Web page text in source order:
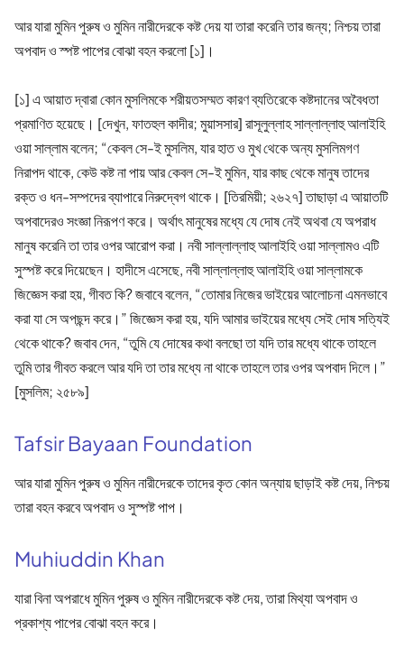
আর যারা মুমিন পুরুষ ও মুমিন নারীদেরকে কষ্ট দেয় যা তারা করেনি তার জন্য; নিশ্চয় তারা
অপবাদ ও স্পষ্ট পাপের বোঝা বহন করলো [১]।
[১] এ আয়াত দ্বারা কোন মুসলিমকে শরীয়তসম্মত কারণ ব্যতিরেকে কষ্টদানের অবৈধতা
প্রমাণিত হয়েছে। [দেখুন, ফাতহুল কাদীর; মুয়াসসার] রাসূলুল্লাহ সাল্লাল্লাহু আলাইহি
ওয়া সাল্লাম বলেন; “কেবল সে-ই মুসলিম, যার হাত ও মুখ থেকে অন্য মুসলিমগণ
নিরাপদ থাকে, কেউ কষ্ট না পায় আর কেবল সে-ই মুমিন, যার কাছ থেকে মানুষ তাদের
রক্ত ও ধন-সম্পদের ব্যাপারে নিরুদ্বেগ থাকে। [তিরমিয়ী; ২৬২৭] তাছাড়া এ আয়াতটি
অপবাদেরও সংজ্ঞা নিরূপণ করে। অর্থাৎ মানুষের মধ্যে যে দোষ নেই অথবা যে অপরাধ
মানুষ করেনি তা তার ওপর আরোপ করা। নবী সাল্লাল্লাহু আলাইহি ওয়া সাল্লামও এটি
সুস্পষ্ট করে দিয়েছেন। হাদীসে এসেছে, নবী সাল্লাল্লাহু আলাইহি ওয়া সাল্লামকে
জিজ্ঞেস করা হয়, গীবত কি? জবাবে বলেন, “তোমার নিজের ভাইয়ের আলোচনা এমনভাবে
করা যা সে অপছন্দ করে।” জিজ্ঞেস করা হয়, যদি আমার ভাইয়ের মধ্যে সেই দোষ সত্যিই
থেকে থাকে? জবাব দেন, “তুমি যে দোষের কথা বলছো তা যদি তার মধ্যে থাকে তাহলে
তুমি তার গীবত করলে আর যদি তা তার মধ্যে না থাকে তাহলে তার ওপর অপবাদ দিলে।”
[মুসলিম; ২৫৮৯]
Tafsir Bayaan Foundation
আর যারা মুমিন পুরুষ ও মুমিন নারীদেরকে তাদের কৃত কোন অন্যায় ছাড়াই কষ্ট দেয়, নিশ্চয়
তারা বহন করবে অপবাদ ও সুস্পষ্ট পাপ।
Muhiuddin Khan
যারা বিনা অপরাধে মুমিন পুরুষ ও মুমিন নারীদেরকে কষ্ট দেয়, তারা মিথ্যা অপবাদ ও
প্রকাশ্য পাপের বোঝা বহন করে।